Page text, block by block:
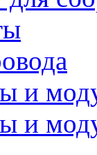
и
и